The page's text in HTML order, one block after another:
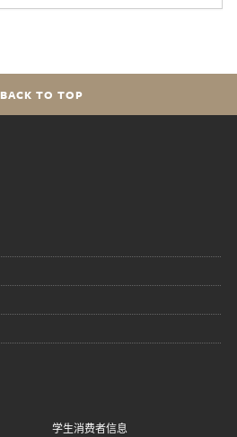
BACK TO TOP
学生消费者信息